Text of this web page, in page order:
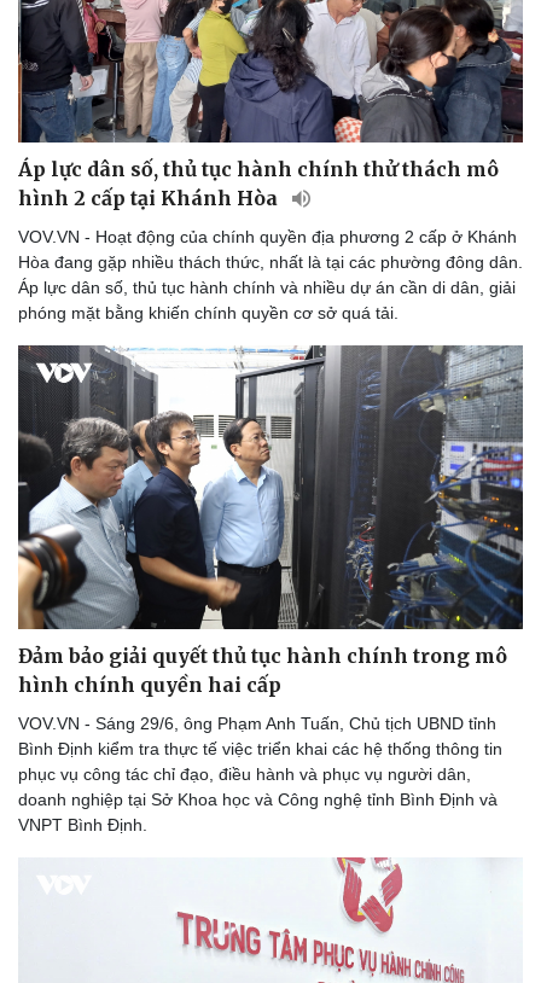
eSports
Hậu trường
Áp lực dân số, thủ tục hành chính thử thách mô
hình 2 cấp tại Khánh Hòa
VOV.VN - Hoạt động của chính quyền địa phương 2 cấp ở Khánh
Hòa đang gặp nhiều thách thức, nhất là tại các phường đông dân.
Áp lực dân số, thủ tục hành chính và nhiều dự án cần di dân, giải
phóng mặt bằng khiến chính quyền cơ sở quá tải.
Đảm bảo giải quyết thủ tục hành chính trong mô
hình chính quyền hai cấp
VOV.VN - Sáng 29/6, ông Phạm Anh Tuấn, Chủ tịch UBND tỉnh
Bình Định kiểm tra thực tế việc triển khai các hệ thống thông tin
phục vụ công tác chỉ đạo, điều hành và phục vụ người dân,
doanh nghiệp tại Sở Khoa học và Công nghệ tỉnh Bình Định và
VNPT Bình Định.